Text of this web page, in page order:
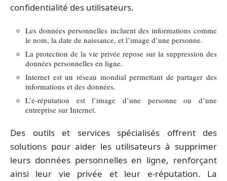
confidentialité des utilisateurs.
Les données personnelles incluent des informations comme
le nom, la date de naissance, et l’image d’une personne.
La protection de la vie privée repose sur la suppression des
données personnelles en ligne.
Internet est un réseau mondial permettant de partager des
informations et des données.
L’e-réputation est l’image d’une personne ou d’une
entreprise sur Internet.
Des outils et services spécialisés offrent des
solutions pour aider les utilisateurs à supprimer
leurs données personnelles en ligne, renforçant
ainsi leur vie privée et leur e-réputation. La